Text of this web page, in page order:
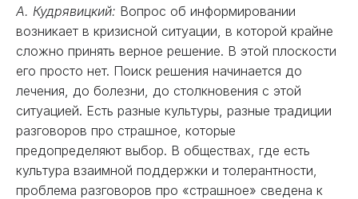
А. Кудрявицкий: Вопрос об информировании
возникает в кризисной ситуации, в которой крайне
сложно принять верное решение. В этой плоскости
его просто нет. Поиск решения начинается до
лечения, до болезни, до столкновения с этой
ситуацией. Есть разные культуры, разные традиции
разговоров про страшное, которые
предопределяют выбор. В обществах, где есть
культура взаимной поддержки и толерантности,
проблема разговоров про «страшное» сведена к